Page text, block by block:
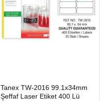
900 TL Üzeri Kargo Ücretsiz
GÖNDERİ
Tanex TW-2016 99.1x34mm
Şeffaf Laser Etiket 400 Lü